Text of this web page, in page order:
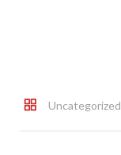
Uncategorized